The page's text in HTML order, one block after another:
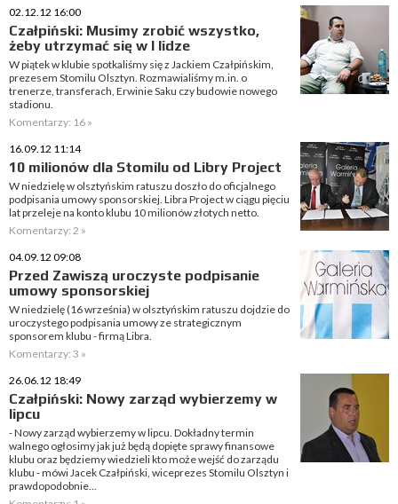
02.12.12 16:00
Czałpiński: Musimy zrobić wszystko,
żeby utrzymać się w I lidze
W piątek w klubie spotkaliśmy się z Jackiem Czałpińskim,
prezesem Stomilu Olsztyn. Rozmawialiśmy m.in. o
trenerze, transferach, Erwinie Saku czy budowie nowego
stadionu.
Komentarzy: 16 »
16.09.12 11:14
10 milionów dla Stomilu od Libry Project
W niedzielę w olsztyńskim ratuszu doszło do oficjalnego
podpisania umowy sponsorskiej. Libra Project w ciągu pięciu
lat przeleje na konto klubu 10 milionów złotych netto.
Komentarzy: 2 »
04.09.12 09:08
Przed Zawiszą uroczyste podpisanie
umowy sponsorskiej
W niedzielę (16 września) w olsztyńskim ratuszu dojdzie do
uroczystego podpisania umowy ze strategicznym
sponsorem klubu - firmą Libra.
Komentarzy: 3 »
26.06.12 18:49
Czałpiński: Nowy zarząd wybierzemy w
lipcu
- Nowy zarząd wybierzemy w lipcu. Dokładny termin
walnego ogłosimy jak już będą dopięte sprawy finansowe
klubu oraz będziemy wiedzieli kto może wejść do zarządu
klubu - mówi Jacek Czałpiński, wiceprezes Stomilu Olsztyn i
prawdopodobnie...